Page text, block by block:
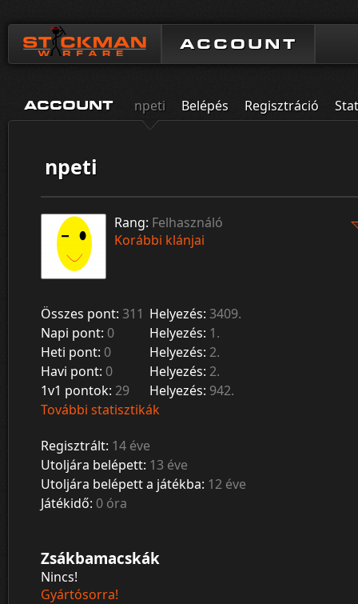
ACCOUNT
ACCOUNT npeti Belépés Regisztráció
npeti
Rang: Felhasználó
Korábbi klánjai
Összes pont: 311 Helyezés: 3409.
Napi pont: 0 Helyezés: 1.
Heti pont: 0 Helyezés: 2.
Havi pont: 0 Helyezés: 2.
1v1 pontok: 29 Helyezés: 942.
További statisztikák
Regisztrált: 14 éve
Utoljára belépett: 13 éve
Utoljára belépett a játékba: 12 éve
Játékidő: 0 óra
Zsákbamacskák
Nincs!
Gyártósorra!